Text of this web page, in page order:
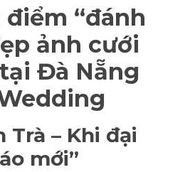
“đánh
ảnh cưới
Đà Nẵng
Trà – Khi đại
mới”